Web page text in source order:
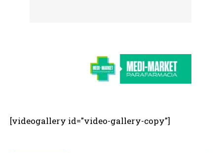
[videogallery id="video-gallery-copy"]